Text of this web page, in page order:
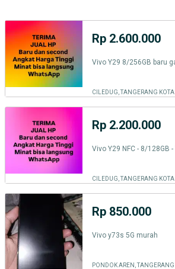
Rp 2.600.000
CILEDUG, TANGERANG KOTA
Rp 2.200.000
CILEDUG, TANGERANG KOTA
Rp 850.000
Vivo y73s 5G murah